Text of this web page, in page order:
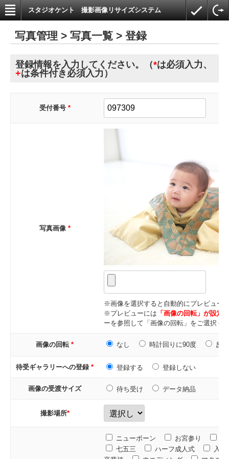
スタジオケント 撮影画像リサイズシステム
写真管理 > 写真一覧 > 登録
登録情報を入力してください。（*は必須入力、
+は条件付き必須入力）
受付番号 *
写真画像 *
※画像を選択すると自動的にプレビュー
※プレビューには 「画像の回転」が設定
ーを参照して「画像の回転」をご選択く
画像の回転 * なし 時計回りに90度 反
待受ギャラリーへの登録 * 登録する 登録しない
画像の受渡サイズ 待ち受け データ納品
撮影場所*
ニューボーン お宮参り
七五三
ハーフ成人式
入学